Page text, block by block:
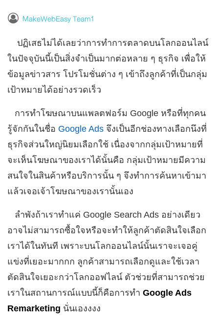
MakeWebEasy Team1
ปฏิเสธไม่ได้เลยว่าการทำการตลาดบนโลกออนไลน์
ในปัจจุบันนี้เป็นสิ่งจำเป็นมากต่อหลาย ๆ ธุรกิจ เพื่อให้
ข้อมูลข่าวสาร โปรโมชั่นต่าง ๆ เข้าถึงลูกค้าที่เป็นกลุ่ม
เป้าหมายได้อย่างรวดเร็ว
การทำโฆษณาบนแพลตฟอร์ม Google หรือที่ทุกคน
รู้จักกันในชื่อ Google Ads จึงเป็นอีกช่องทางเลือกนึงที่
ธุรกิจส่วนใหญ่นิยมเลือกใช้ เนื่องจากกลุ่มเป้าหมายที่
จะเห็นโฆษณาของเราได้นั้นคือ กลุ่มเป้าหมายมีความ
สนใจในสินค้าหรือบริการนั้น ๆ จึงทำการค้นหาเข้ามา
แล้วเจอเจ้าโฆษณาของเรานั้นเอง
ลำพังถ้าเราทำแค่ Google Search Ads อย่างเดียว
อาจไม่สามารถซื้อใจหรือจะทำให้ลูกค้าตัดสินใจเลือก
เราได้ในทันที เพราะบนโลกออนไลน์นั้นเราจะเจอคู่
แข่งที่เยอะมากกก ลูกค้าสามารถเลือกดูและใช้เวลา
ตัดสินใจเยอะกว่าโลกออฟไลน์ ตัวช่วยที่สามารถช่วย
เราในสถานการณ์แบบนี้ก็คือการทำ Google Ads
Remarketing นั่นเองงงง